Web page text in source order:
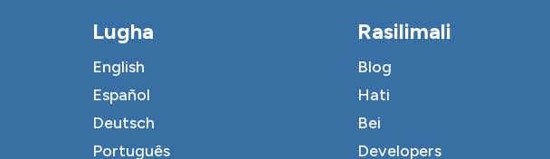
Lugha
English
Español
Deutsch
Português
Rasilimali
Blog
Hati
Bei
Developers